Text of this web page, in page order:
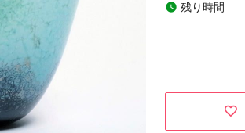
watch_later 残り時間